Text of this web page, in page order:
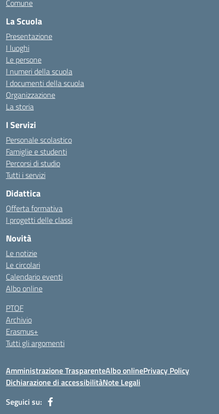
Comune
La Scuola
Presentazione
I luoghi
Le persone
I numeri della scuola
I documenti della scuola
Organizzazione
La storia
I Servizi
Personale scolastico
Famiglie e studenti
Percorsi di studio
Tutti i servizi
Didattica
Offerta formativa
I progetti delle classi
Novità
Le notizie
Le circolari
Calendario eventi
Albo online
PTOF
Archivio
Erasmus+
Tutti gli argomenti
Amministrazione TrasparenteAlbo onlinePrivacy Policy
Dichiarazione di accessibilitàNote Legali
Seguici su: